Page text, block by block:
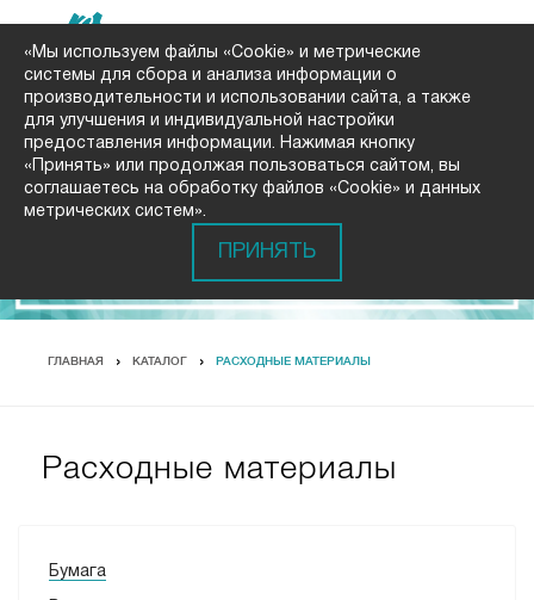
ГЛАВНАЯ КАТАЛОГ РАСХОДНЫЕ МАТЕРИАЛЫ
Расходные материалы
Бумага
«Мы используем файлы «Cookie» и метрические
системы для сбора и анализа информации о
производительности и использовании сайта, а также
для улучшения и индивидуальной настройки
предоставления информации. Нажимая кнопку
«Принять» или продолжая пользоваться сайтом, вы
соглашаетесь на обработку файлов «Cookie» и данных
метрических систем».
ПРИНЯТЬ